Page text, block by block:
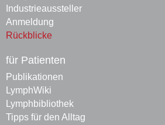
Industrieaussteller
Anmeldung
Rückblicke
für Patienten
Publikationen
LymphWiki
Lymphbibliothek
Tipps für den Alltag